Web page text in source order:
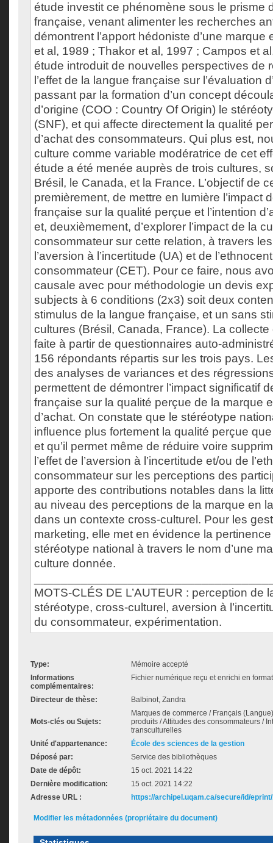
étude investit ce phénomène sous le prisme
française, venant alimenter les recherches
démontrent l’apport hédoniste d’une marque
et al, 1989 ; Thakor et al, 1997 ; Campos et
étude introduit de nouvelles perspectives de
l’effet de la langue française sur l’évaluation
passant par la formation d’un concept
d’origine (COO : Country Of Origin) le
(SNF), et qui affecte directement la qualité
d’achat des consommateurs. Qui plus est,
culture comme variable modératrice de cet
étude a été menée auprès de trois cultures,
Brésil, le Canada, et la France. L’objectif de
premièrement, de mettre en lumière l’impact
française sur la qualité perçue et l’intention
et, deuxièmement, d’explorer l’impact de la
consommateur sur cette relation, à travers
l’aversion à l’incertitude (UA) et de
consommateur (CET). Pour ce faire, nous
causale avec pour méthodologie un devis
subjects à 6 conditions (2x3) soit deux
stimulus de la langue française, et un sans
cultures (Brésil, Canada, France). La collecte
faite à partir de questionnaires auto-
156 répondants répartis sur les trois pays.
des analyses de variances et des
permettent de démontrer l’impact significatif
française sur la qualité perçue de la marque
d’achat. On constate que le stéréotype
influence plus fortement la qualité perçue que
et qu’il permet même de réduire voire
l’effet de l’aversion à l’incertitude et/ou de
consommateur sur les perceptions des
apporte des contributions notables dans la
au niveau des perceptions de la marque en
dans un contexte cross-culturel. Pour les
marketing, elle met en évidence la pertinence
stéréotype national à travers le nom d’une
culture donnée.
MOTS-CLÉS DE L’AUTEUR : perception de
stéréotype, cross-culturel, aversion à
du consommateur, expérimentation.
Type:
Mémoire accepté
Informations
complémentaires:
Fichier numérique reçu et enrichi en
Directeur de thèse: Balbinot, Zandra
Mots-clés ou Sujets:
Marques de commerce / Français
produits / Attitudes des consommateurs /
transculturelles
Unité d'appartenance:
École des sciences de la gestion
Déposé par:
Service des bibliothèques
Date de dépôt:
15 oct. 2021 14:22
Dernière modification:
15 oct. 2021 14:22
Adresse URL :
https://archipel.uqam.ca/secure/id/
Modifier les métadonnées (propriétaire du document)